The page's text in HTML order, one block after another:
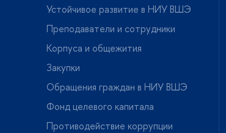
Устойчивое развитие в НИУ ВШЭ
Преподаватели и сотрудники
Корпуса и общежития
Закупки
Обращения граждан в НИУ ВШЭ
Фонд целевого капитала
Противодействие коррупции